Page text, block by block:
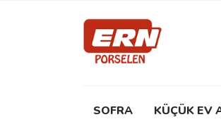
SOFRA KÜÇÜK EV